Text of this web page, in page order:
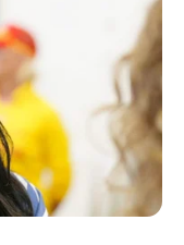
ΟΡΟΙ ΧΡΗΣΗΣ